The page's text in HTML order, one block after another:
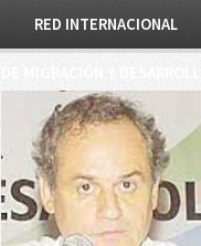
RED INTERNACIONAL